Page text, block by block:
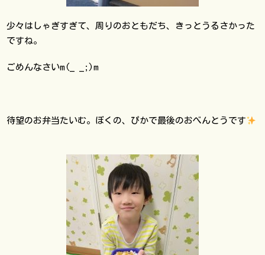
少々はしゃぎすぎて、周りのおともだち、きっとうるさかった
ですね。
ごめんなさいm(_ _;)m
待望のお弁当たいむ。ぼくの、ぴかで最後のおべんとうです